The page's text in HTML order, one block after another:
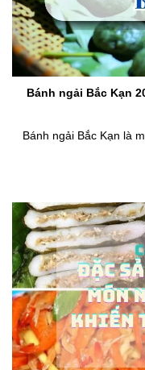
Bánh ngải Bắc Kạn
Bánh ngải Bắc Kạn là